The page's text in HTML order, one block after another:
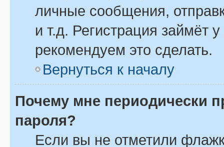
личные сообщения,
и т.д. Регистрация займёт
рекомендуем это сделать.
Вернуться к началу
Почему мне периодически
пароля?
Если вы не отметили